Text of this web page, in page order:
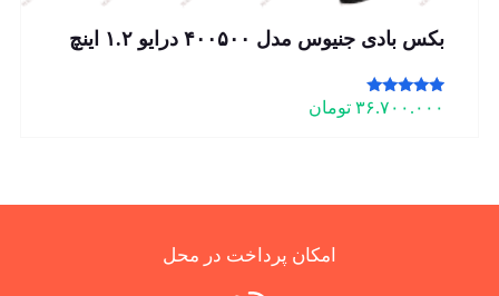
بکس بادی جنیوس مدل ۴۰۰۵۰۰ درایو ۱.۲ اینچ
امتیاز
۳۶.۷۰۰.۰۰۰ تومان
امکان پرداخت در محل